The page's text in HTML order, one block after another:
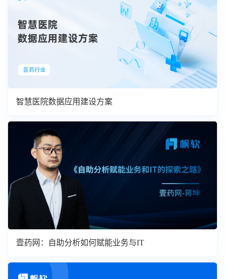
智慧医院数据应用建设方案
壹药网：自助分析如何赋能业务与IT